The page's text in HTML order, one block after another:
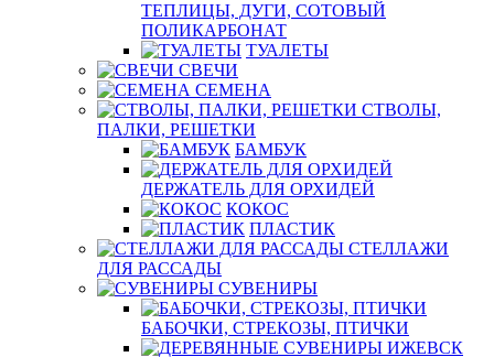
ТЕПЛИЦЫ, ДУГИ, СОТОВЫЙ
ПОЛИКАРБОНАТ
ТУАЛЕТЫ
СВЕЧИ
СЕМЕНА
СТВОЛЫ,
ПАЛКИ, РЕШЕТКИ
БАМБУК
ДЕРЖАТЕЛЬ ДЛЯ ОРХИДЕЙ
КОКОС
ПЛАСТИК
СТЕЛЛАЖИ
ДЛЯ РАССАДЫ
СУВЕНИРЫ
БАБОЧКИ, СТРЕКОЗЫ, ПТИЧКИ